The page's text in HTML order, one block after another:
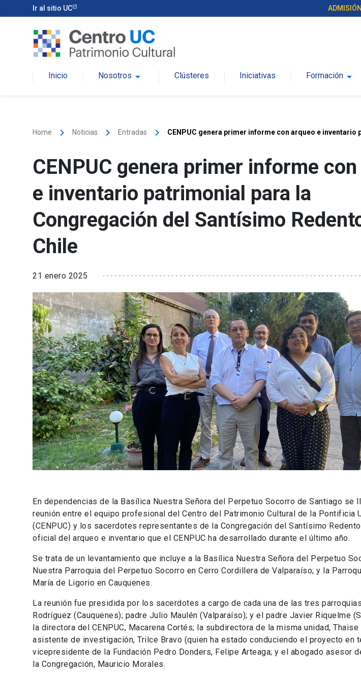
Ir al sitio UC ADMISIÓN
Inicio Nosotros arrow_drop_down Clústeres Iniciativas Formación arrow_drop_down
Home keyboard_arrow_right Noticias keyboard_arrow_right Entradas keyboard_arrow_right CENPUC genera primer informe con arqueo e
CENPUC genera primer informe
e inventario patrimonial para la
Congregación del Santísimo
Chile
21 enero 2025
En dependencias de la Basílica Nuestra Señora del Perpetuo Socorro de Santiago se
reunión entre el equipo profesional del Centro del Patrimonio Cultural de la Pontificia
(CENPUC) y los sacerdotes representantes de la Congregación del Santísimo
oficial del arqueo e inventario que el CENPUC ha desarrollado durante el último año.
Se trata de un levantamiento que incluye a la Basílica Nuestra Señora del Perpetuo
Nuestra Parroquia del Perpetuo Socorro en Cerro Cordillera de Valparaíso; y la
María de Ligorio en Cauquenes.
La reunión fue presidida por los sacerdotes a cargo de cada una de las tres
Rodríguez (Cauquenes); padre Julio Maulén (Valparaíso); y el padre Javier Riquelme
la directora del CENPUC, Macarena Cortés; la subdirectora de la misma unidad, Thaise
asistente de investigación, Trilce Bravo (quien ha estado conduciendo el proyecto en
vicepresidente de la Fundación Pedro Donders, Felipe Arteaga; y el abogado asesor
la Congregación, Mauricio Morales.